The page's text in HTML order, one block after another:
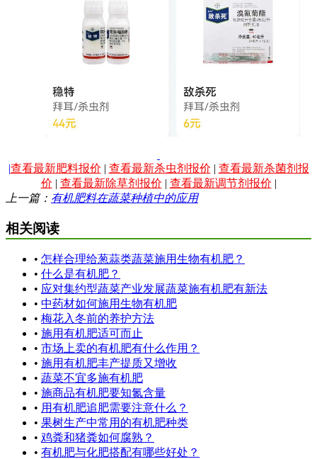
|查看最新肥料报价 | 查看最新杀虫剂报价 | 查看最新杀菌剂报
价 | 查看最新除草剂报价 | 查看最新调节剂报价 |
上一篇： 有机肥料在蔬菜种植中的应用
相关阅读
• 怎样合理给葱蒜类蔬菜施用生物有机肥？
• 什么是有机肥？
• 应对集约型蔬菜产业发展蔬菜施有机肥有新法
• 中药材如何施用生物有机肥
• 梅花入冬前的养护方法
• 施用有机肥适可而止
• 市场上卖的有机肥有什么作用？
• 施用有机肥丰产提质又增收
• 蔬菜不宜多施有机肥
• 施商品有机肥要知氮含量
• 用有机肥追肥需要注意什么？
• 果树生产中常用的有机肥种类
• 鸡粪和猪粪如何腐熟？
• 有机肥与化肥搭配有哪些好处？